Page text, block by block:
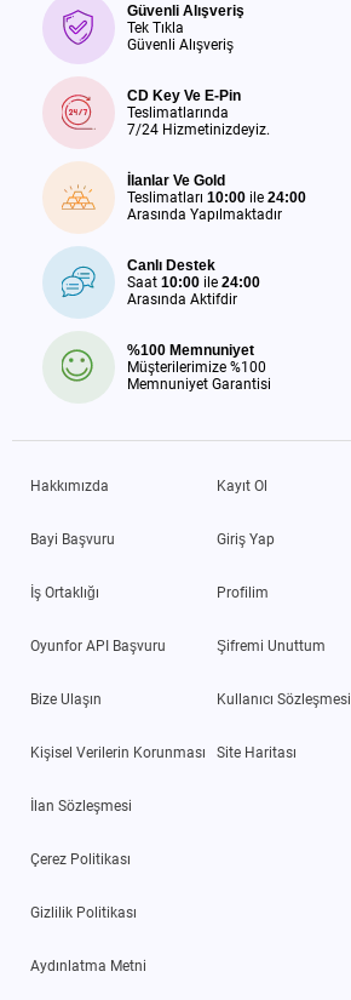
Güvenli Alışveriş
Tek Tıkla
Güvenli Alışveriş
CD Key Ve E-Pin
Teslimatlarında
7/24 Hizmetinizdeyiz.
İlanlar Ve Gold
Teslimatları 10:00 ile 24:00
Arasında Yapılmaktadır
Canlı Destek
Saat 10:00 ile 24:00
Arasında Aktifdir
%100 Memnuniyet
Müşterilerimize %100
Memnuniyet Garantisi
Hakkımızda
Bayi Başvuru
İş Ortaklığı
Oyunfor API Başvuru
Bize Ulaşın
Kişisel Verilerin Korunması
İlan Sözleşmesi
Çerez Politikası
Gizlilik Politikası
Aydınlatma Metni
Kayıt Ol
Giriş Yap
Profilim
Şifremi Unuttum
Kullanıcı Sözleşmesi
Site Haritası